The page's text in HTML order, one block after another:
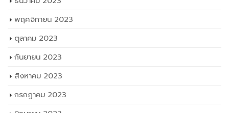
เมษายน 2024
มีนาคม 2024
กุมภาพันธ์ 2024
มกราคม 2024
ธันวาคม 2023
พฤศจิกายน 2023